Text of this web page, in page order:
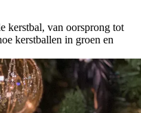
kerstbal, van oorsprong tot
kerstballen in groen en